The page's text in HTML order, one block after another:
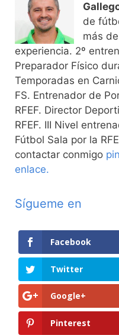
de
más
experiencia. 2º
Preparador Físico
Temporadas en
FS. Entrenador de
RFEF. Director
RFEF. III Nivel
Fútbol Sala por la
contactar conmigo
enlace.
Sígueme en
Facebook
Twitter
Google+
Pinterest